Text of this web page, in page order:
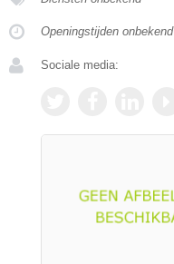
Openingstijden onbekend
Sociale media: